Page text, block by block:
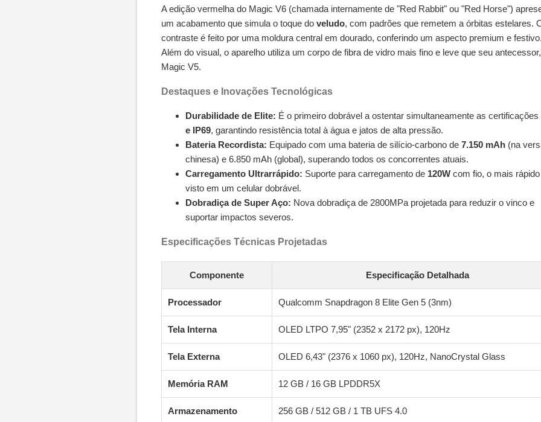
A edição vermelha do Magic V6 (chamada internamente de "Red Rabbit" ou "Red Horse")
um acabamento que simula o toque do veludo, com padrões que remetem a órbitas estelares.
contraste é feito por uma moldura central em dourado, conferindo um aspecto premium e festivo.
Além do visual, o aparelho utiliza um corpo de fibra de vidro mais fino e leve que seu
Magic V5.
Destaques e Inovações Tecnológicas
Durabilidade de Elite: É o primeiro dobrável a ostentar simultaneamente as certificações
e IP69, garantindo resistência total à água e jatos de alta pressão.
Bateria Recordista: Equipado com uma bateria de silício-carbono de 7.150 mAh (na
chinesa) e 6.850 mAh (global), superando todos os concorrentes atuais.
Carregamento Ultrarrápido: Suporte para carregamento de 120W com fio, o mais
visto em um celular dobrável.
Dobradiça de Super Aço: Nova dobradiça de 2800MPa projetada para reduzir o vinco e
suportar impactos severos.
Especificações Técnicas Projetadas
Componente Especificação Detalhada
Processador Qualcomm Snapdragon 8 Elite Gen 5 (3nm)
Tela Interna OLED LTPO 7,95" (2352 x 2172 px), 120Hz
Tela Externa OLED 6,43" (2376 x 1060 px), 120Hz, NanoCrystal Glass
Memória RAM 12 GB / 16 GB LPDDR5X
Armazenamento 256 GB / 512 GB / 1 TB UFS 4.0